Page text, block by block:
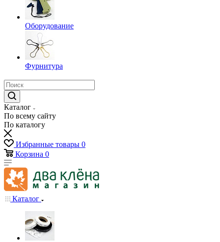
Оборудование
Фурнитура
Каталог
По всему сайту
По каталогу
Избранные товары 0
Корзина 0
Каталог